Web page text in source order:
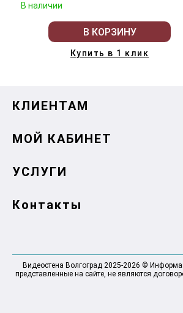
В наличии
В КОРЗИНУ
Купить в 1 клик
КЛИЕНТАМ
МОЙ КАБИНЕТ
УСЛУГИ
Контакты
Видеостена Волгоград 2025-2026 ©
представленные на сайте, не являются